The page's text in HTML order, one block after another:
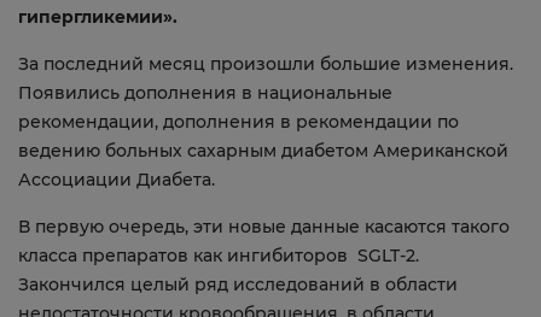
гипергликемии».
За последний месяц произошли большие изменения.
Появились дополнения в национальные
рекомендации, дополнения в рекомендации по
ведению больных сахарным диабетом Американской
Ассоциации Диабета.
В первую очередь, эти новые данные касаются такого
класса препаратов как ингибиторов SGLT-2.
Закончился целый ряд исследований в области